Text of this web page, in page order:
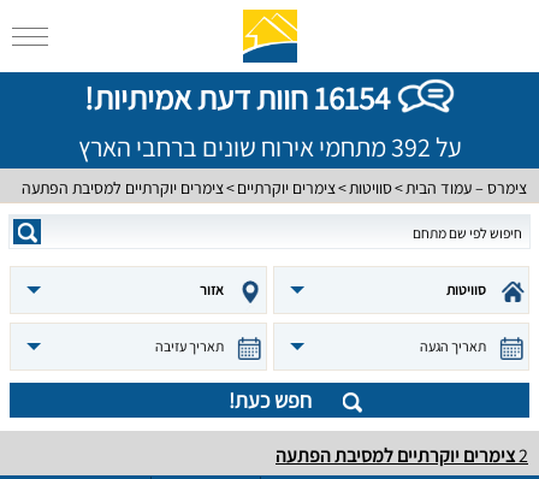
16154 חוות דעת אמיתיות!
על 392 מתחמי אירוח שונים ברחבי הארץ
צימרס – עמוד הבית סוויטות צימרים יוקרתיים צימרים יוקרתיים למסיבת הפתעה
סוויטות אזור
תאריך הגעה תאריך עזיבה
חפש כעת!
2צימרים יוקרתיים למסיבת הפתעה